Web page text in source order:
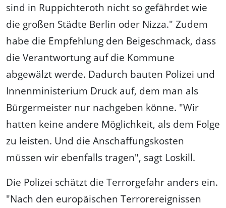
sind in Ruppichteroth nicht so gefährdet wie
die großen Städte Berlin oder Nizza." Zudem
habe die Empfehlung den Beigeschmack, dass
die Verantwortung auf die Kommune
abgewälzt werde. Dadurch bauten Polizei und
Innenministerium Druck auf, dem man als
Bürgermeister nur nachgeben könne. "Wir
hatten keine andere Möglichkeit, als dem Folge
zu leisten. Und die Anschaffungskosten
müssen wir ebenfalls tragen", sagt Loskill.
Die Polizei schätzt die Terrorgefahr anders ein.
"Nach den europäischen Terrorereignissen